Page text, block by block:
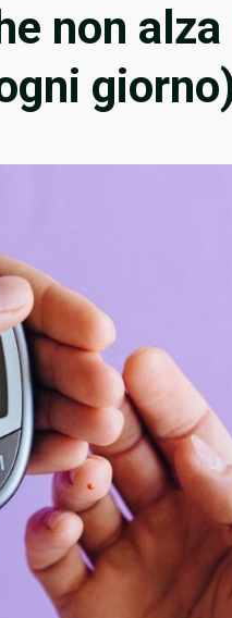
non